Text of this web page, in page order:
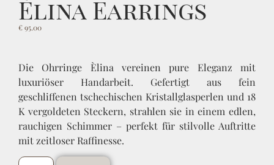
Èlina Earrings
€95.00
Die Ohrringe Èlina vereinen pure Eleganz mit
luxuriöser Handarbeit. Gefertigt aus fein
geschliffenen tschechischen Kristallglasperlen und 18
K vergoldeten Steckern, strahlen sie in einem edlen,
rauchigen Schimmer – perfekt für stilvolle Auftritte
mit zeitloser Raffinesse.